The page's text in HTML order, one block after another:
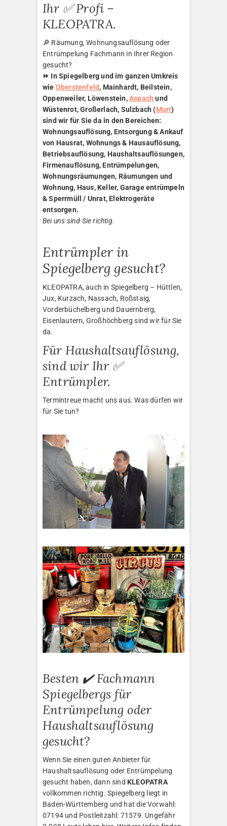
Ihr ✅ Profi –
KLEOPATRA.
🔎 Räumung, Wohnungsauflösung oder
Entrümpelung Fachmann in Ihrer Region
gesucht?
⏩ In Spiegelberg und im ganzen Umkreis
wie Oberstenfeld , Mainhardt, Beilstein,
Oppenweiler, Löwenstein,Aspach und
Wüstenrot, Großerlach, Sulzbach (Murr)
sind wir für Sie da in den Bereichen:
Wohnungsauflösung, Entsorgung & Ankauf
von Hausrat, Wohnungs & Hausauflösung,
Betriebsauflösung, Haushaltsauflösungen,
Firmenauflösung, Entrümpelungen,
Wohnungsräumungen, Räumungen und
Wohnung, Haus, Keller, Garage entrümpeln
& Sperrmüll / Unrat, Elektrogeräte
entsorgen.
Bei uns sind Sie richtig.
Entrümpler in
Spiegelberg gesucht?
KLEOPATRA, auch in Spiegelberg – Hüttlen,
Jux, Kurzach, Nassach, Roßstaig,
Vorderbüchelberg und Dauernberg,
Eisenlautern, Großhöchberg sind wir für Sie
da.
Für Haushaltsauflösung,
sind wir Ihr ✅
Entrümpler.
Termintreue macht uns aus. Was dürfen wir
für Sie tun?
Besten ✔️ Fachmann
Spiegelbergs für
Entrümpelung oder
Haushaltsauflösung
gesucht?
Wenn Sie einen guten Anbieter für
Haushaltsauflösung oder Entrümpelung
gesucht haben, dann sind KLEOPATRA
vollkommen richtig. Spiegelberg liegt in
Baden-Württemberg und hat die Vorwahl:
07194 und Postleitzahl: 71579. Ungefähr